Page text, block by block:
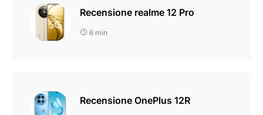
Recensione realme 12 Pro
6 min
Recensione OnePlus 12R